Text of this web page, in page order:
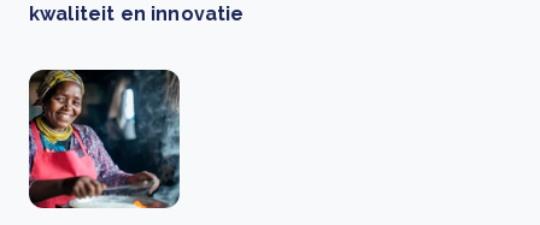
kwaliteit en innovatie